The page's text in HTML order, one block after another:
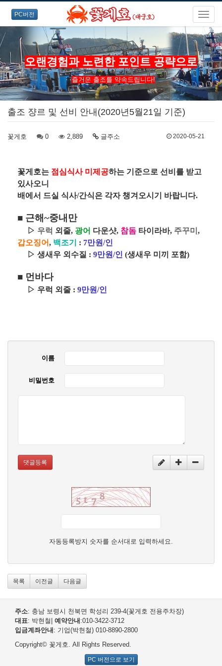
PC버전
오랜경험과 노련한 포인트 공략으로
즐거운 출조를 약속드립니다!
출조 쟝르 및 선비 안내(2020년5월21일 기준)
꽃게호 0 2,889 글주소 2020-05-21
꽃게호는 점심식사 미제공하는 기준으로 선비를 받고
있사오니
배에서 드실 식사/간식은 각자 챙겨오시기 바랍니다.
■ 근해~중내만
▷ 우럭 외줄, 광어 다운샷, 참돔 타이라바, 주꾸미 ,
갑오징어, 백조기 : 7만원/인
▷ 생새우 외수질 : 9만원/인 (생새우 미끼 포함)
■ 먼바다
▷ 우럭 외줄 : 9만원/인
이름
비밀번호
댓글등록
자동등록방지 숫자를 순서대로 입력하세요.
목록 이전글 다음글
주소: 충남 보령시 천북면 학성리 239-4(꽃게호 전용주차장)
대표: 박현철 예약안내 :010-3422-3712
입금계좌안내 : 기업(박현철) 010-8890-2800
Copyright© 꽃게호. All Rights Reserved.
PC 버전으로 보기